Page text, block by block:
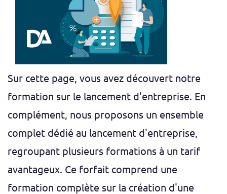
Sur cette page, vous avez découvert notre
formation sur le lancement d'entreprise. En
complément, nous proposons un ensemble
complet dédié au lancement d'entreprise,
regroupant plusieurs formations à un tarif
avantageux. Ce forfait comprend une
formation complète sur la création d'une